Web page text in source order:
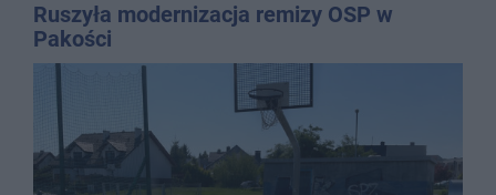
Ruszyła modernizacja remizy OSP w
Pakości